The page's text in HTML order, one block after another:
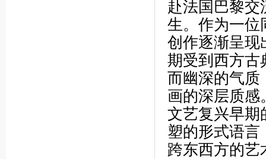
赴法国巴黎交
生。作为一位
创作逐渐呈现
期受到西方古
而幽深的气质
画的深层质感
文艺复兴早期
塑的形式语言
跨东西方的艺